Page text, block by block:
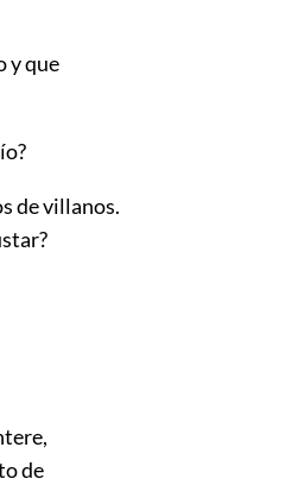
y que
de villanos.
de